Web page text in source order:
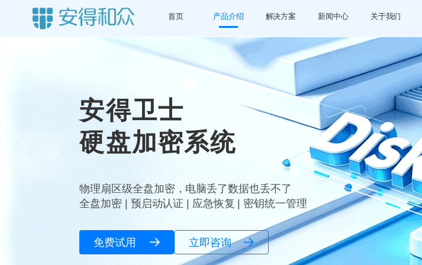
首页 产品介绍 解决方案 新闻中心 关于我们
安得卫士
硬盘加密系统
物理扇区级全盘加密，电脑丢了数据也丢不了
全盘加密 | 预启动认证 | 应急恢复 | 密钥统一管理
免费试用 立即咨询